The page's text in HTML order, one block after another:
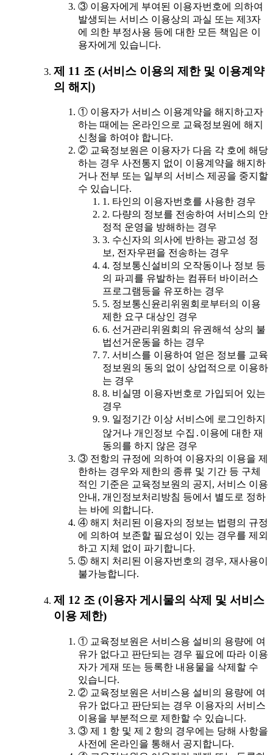
③ 이용자에게 부여된 이용자번호에 의하여
발생되는 서비스 이용상의 과실 또는 제3자
에 의한 부정사용 등에 대한 모든 책임은 이
용자에게 있습니다.
제 11 조 (서비스 이용의 제한 및 이용계약
의 해지)
① 이용자가 서비스 이용계약을 해지하고자
하는 때에는 온라인으로 교육정보원에 해지
신청을 하여야 합니다.
② 교육정보원은 이용자가 다음 각 호에 해당
하는 경우 사전통지 없이 이용계약을 해지하
거나 전부 또는 일부의 서비스 제공을 중지할
수 있습니다.
1. 타인의 이용자번호를 사용한 경우
2. 다량의 정보를 전송하여 서비스의 안
정적 운영을 방해하는 경우
3. 수신자의 의사에 반하는 광고성 정
보, 전자우편을 전송하는 경우
4. 정보통신설비의 오작동이나 정보 등
의 파괴를 유발하는 컴퓨터 바이러스
프로그램등을 유포하는 경우
5. 정보통신윤리위원회로부터의 이용
제한 요구 대상인 경우
6. 선거관리위원회의 유권해석 상의 불
법선거운동을 하는 경우
7. 서비스를 이용하여 얻은 정보를 교육
정보원의 동의 없이 상업적으로 이용하
는 경우
8. 비실명 이용자번호로 가입되어 있는
경우
9. 일정기간 이상 서비스에 로그인하지
않거나 개인정보 수집․이용에 대한 재
동의를 하지 않은 경우
③ 전항의 규정에 의하여 이용자의 이용을 제
한하는 경우와 제한의 종류 및 기간 등 구체
적인 기준은 교육정보원의 공지, 서비스 이용
안내, 개인정보처리방침 등에서 별도로 정하
는 바에 의합니다.
④ 해지 처리된 이용자의 정보는 법령의 규정
에 의하여 보존할 필요성이 있는 경우를 제외
하고 지체 없이 파기합니다.
⑤ 해지 처리된 이용자번호의 경우, 재사용이
불가능합니다.
제 12 조 (이용자 게시물의 삭제 및 서비스
이용 제한)
① 교육정보원은 서비스용 설비의 용량에 여
유가 없다고 판단되는 경우 필요에 따라 이용
자가 게재 또는 등록한 내용물을 삭제할 수
있습니다.
② 교육정보원은 서비스용 설비의 용량에 여
유가 없다고 판단되는 경우 이용자의 서비스
이용을 부분적으로 제한할 수 있습니다.
③ 제 1 항 및 제 2 항의 경우에는 당해 사항을
사전에 온라인을 통해서 공지합니다.